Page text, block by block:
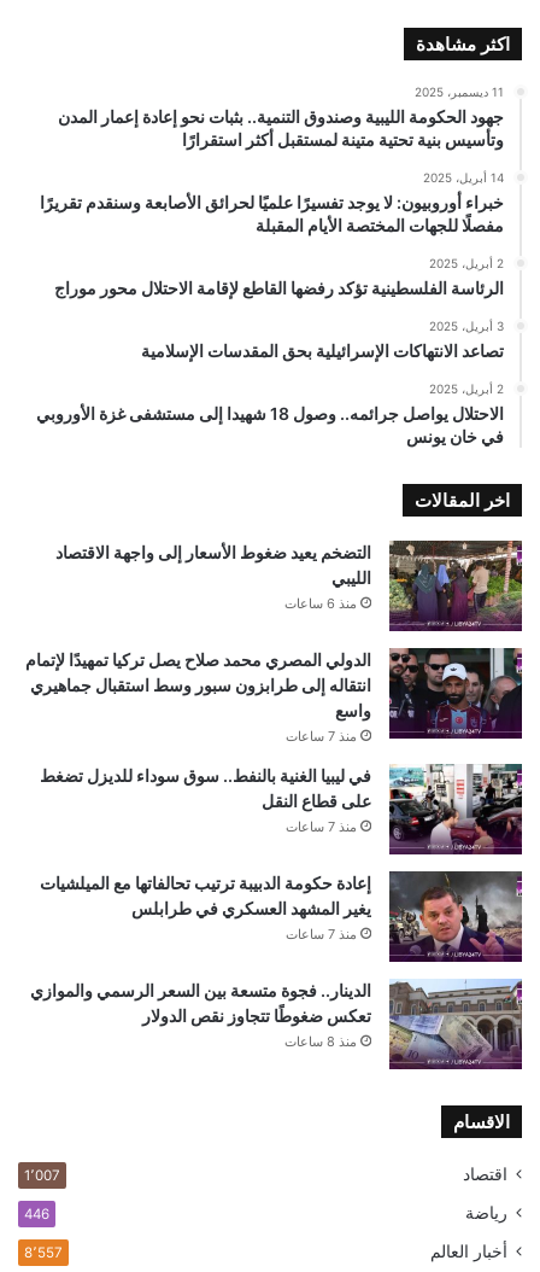
اكثر مشاهدة
11 ديسمبر، 2025
جهود الحكومة الليبية وصندوق التنمية.. بثبات نحو إعادة إعمار المدن
وتأسيس بنية تحتية متينة لمستقبل أكثر استقرارًا
14 أبريل، 2025
خبراء أوروبيون: لا يوجد تفسيرًا علميًا لحرائق الأصابعة وسنقدم تقريرًا
مفصلًا للجهات المختصة الأيام المقبلة
2 أبريل، 2025
الرئاسة الفلسطينية تؤكد رفضها القاطع لإقامة الاحتلال محور موراج
3 أبريل، 2025
تصاعد الانتهاكات الإسرائيلية بحق المقدسات الإسلامية
2 أبريل، 2025
الاحتلال يواصل جرائمه.. وصول 18 شهيدا إلى مستشفى غزة الأوروبي
في خان يونس
اخر المقالات
التضخم يعيد ضغوط الأسعار إلى واجهة الاقتصاد
الليبي
منذ 6 ساعات
الدولي المصري محمد صلاح يصل تركيا تمهيدًا لإتمام
انتقاله إلى طرابزون سبور وسط استقبال جماهيري
واسع
منذ 7 ساعات
في ليبيا الغنية بالنفط.. سوق سوداء للديزل تضغط
على قطاع النقل
منذ 7 ساعات
إعادة حكومة الدبيبة ترتيب تحالفاتها مع الميلشيات
يغير المشهد العسكري في طرابلس
منذ 7 ساعات
الدينار.. فجوة متسعة بين السعر الرسمي والموازي
تعكس ضغوطًا تتجاوز نقص الدولار
منذ 8 ساعات
الاقسام
اقتصاد 1٬007
رياضة 446
أخبار العالم 8٬557